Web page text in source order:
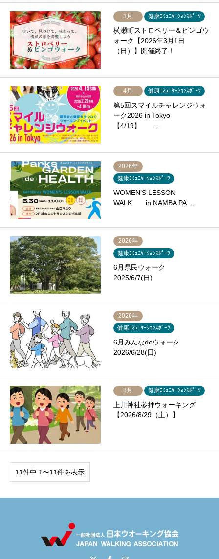
3月 健康ｺﾐｭﾆｹｰｼｮﾝｽﾎﾟｰﾂ
横瀬町ストロベリー＆ビンゴウ
ォーク【2026年3月1日
（日）】開催終了！
4月 健康ｺﾐｭﾆｹｰｼｮﾝｽﾎﾟｰﾂ
第5回スマイルチャレンジウォ
ーク2026 in Tokyo
【4/19】 …
2026年
健康ｺﾐｭﾆｹｰｼｮﾝｽﾎﾟｰﾂ
WOMEN’S LESSON
WALK in NAMBA PA…
2026年
健康ｺﾐｭﾆｹｰｼｮﾝｽﾎﾟｰﾂ
6月県民ウォーク
2025/6/7(日)
2026年
健康ｺﾐｭﾆｹｰｼｮﾝｽﾎﾟｰﾂ
6月みんなdeウォーク
2026/6/28(日)
8月 健康ｺﾐｭﾆｹｰｼｮﾝｽﾎﾟｰﾂ
上川神社参拝ウォーキング
【2026/8/29（土）】
11件中 1〜11件を表示